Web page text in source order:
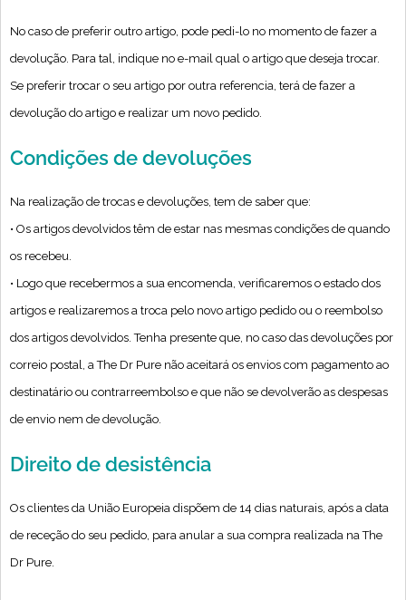
No caso de preferir outro artigo, pode pedi-lo no momento de fazer a
devolução. Para tal, indique no e-mail qual o artigo que deseja trocar.
Se preferir trocar o seu artigo por outra referencia, terá de fazer a
devolução do artigo e realizar um novo pedido.
Condições de devoluções
Na realização de trocas e devoluções, tem de saber que:
• Os artigos devolvidos têm de estar nas mesmas condições de quando
os recebeu.
• Logo que recebermos a sua encomenda, verificaremos o estado dos
artigos e realizaremos a troca pelo novo artigo pedido ou o reembolso
dos artigos devolvidos. Tenha presente que, no caso das devoluções por
correio postal, a The Dr Pure não aceitará os envios com pagamento ao
destinatário ou contrarreembolso e que não se devolverão as despesas
de envio nem de devolução.
Direito de desistência
Os clientes da União Europeia dispõem de 14 dias naturais, após a data
de receção do seu pedido, para anular a sua compra realizada na The
Dr Pure.